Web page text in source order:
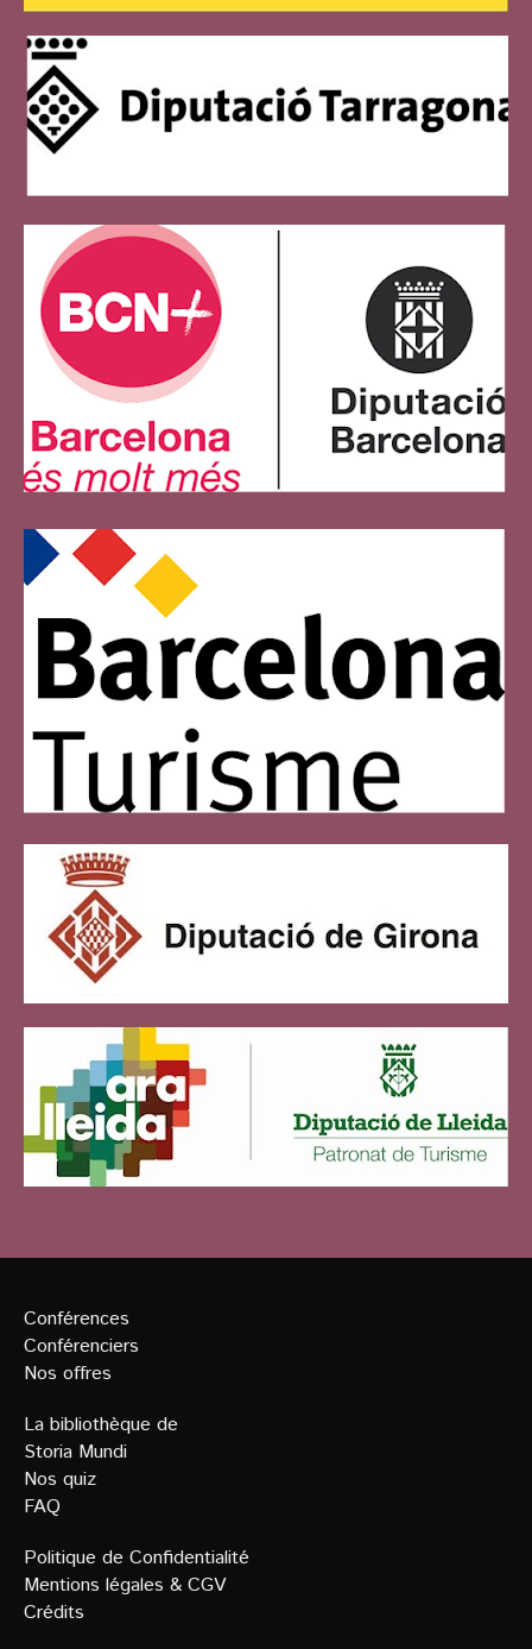
Conférences
Conférenciers
Nos offres
La bibliothèque de
Storia Mundi
Nos quiz
FAQ
Politique de Confidentialité
Mentions légales & CGV
Crédits